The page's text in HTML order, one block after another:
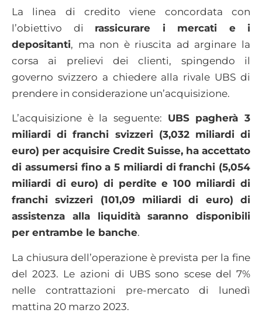
La linea di credito viene concordata con
l’obiettivo di rassicurare i mercati e i
depositanti, ma non è riuscita ad arginare la
corsa ai prelievi dei clienti, spingendo il
governo svizzero a chiedere alla rivale UBS di
prendere in considerazione un’acquisizione.
L’acquisizione è la seguente: UBS pagherà 3
miliardi di franchi svizzeri (3,032 miliardi di
euro) per acquisire Credit Suisse, ha accettato
di assumersi fino a 5 miliardi di franchi (5,054
miliardi di euro) di perdite e 100 miliardi di
franchi svizzeri (101,09 miliardi di euro) di
assistenza alla liquidità saranno disponibili
per entrambe le banche.
La chiusura dell’operazione è prevista per la fine
del 2023. Le azioni di UBS sono scese del 7%
nelle contrattazioni pre-mercato di lunedì
mattina 20 marzo 2023.